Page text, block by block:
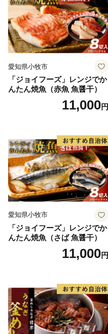
愛知県小牧市
「ジョイフーズ」レンジでか
んたん焼魚（赤魚 魚醤干）
11,000円
愛知県小牧市
「ジョイフーズ」レンジでか
んたん焼魚（さば 魚醤干）
11,000円